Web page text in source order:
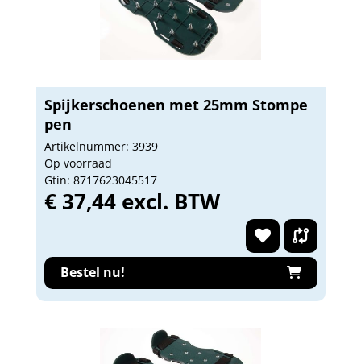
Spijkerschoenen met 25mm Stompe
pen
Artikelnummer: 3939
Op voorraad
Gtin: 8717623045517
€ 37,44 excl. BTW
Bestel nu!